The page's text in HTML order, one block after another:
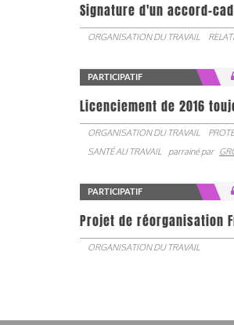
Signature d'un accord-
ORGANISATION DU TRAVAIL
PARTICIPATIF
Licenciement de 2016
ORGANISATION DU TRAVAIL
SANTÉ AU TRAVAIL
parrainé par
PARTICIPATIF
Projet de réorganisation
ORGANISATION DU TRAVAIL